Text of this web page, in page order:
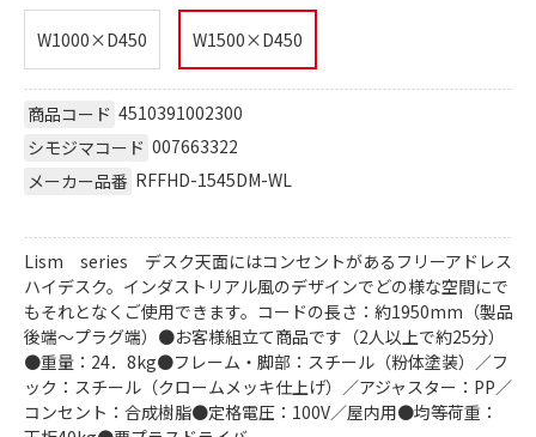
W1000×D450 W1500×D450
商品コード 4510391002300
シモジマコード 007663322
メーカー品番 RFFHD-1545DM-WL
Lism series デスク天面にはコンセントがあるフリーアドレス
ハイデスク。インダストリアル風のデザインでどの様な空間にで
もそれとなくご使用できます。コードの長さ：約1950mm（製品
後端～プラグ端）●お客様組立て商品です（2人以上で約25分）
●重量：24．8kg●フレーム・脚部：スチール（粉体塗装）／フ
ック：スチール（クロームメッキ仕上げ）／アジャスター：PP／
コンセント：合成樹脂●定格電圧：100V／屋内用●均等荷重：